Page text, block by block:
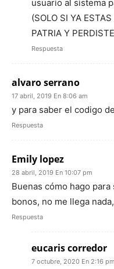
usuario al sistema
(SOLO SI YA
PATRIA Y
Respuesta
alvaro serrano
17 abril, 2019 En 8:06 am
y para saber el codigo
Respuesta
Emily lopez
28 abril, 2019 En 10:07 pm
Buenas cómo hago
bonos, no me llega
Respuesta
eucaris corredor
7 octubre, 2020 En 2:16 pm